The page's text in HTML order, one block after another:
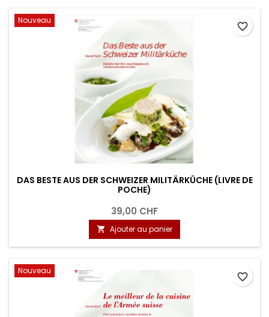
Nouveau
DAS BESTE AUS DER SCHWEIZER MILITÄRKÜCHE (LIVRE DE
POCHE)
39,00 CHF
 Ajouter au panier
favorite_border
Nouveau
favorite_border